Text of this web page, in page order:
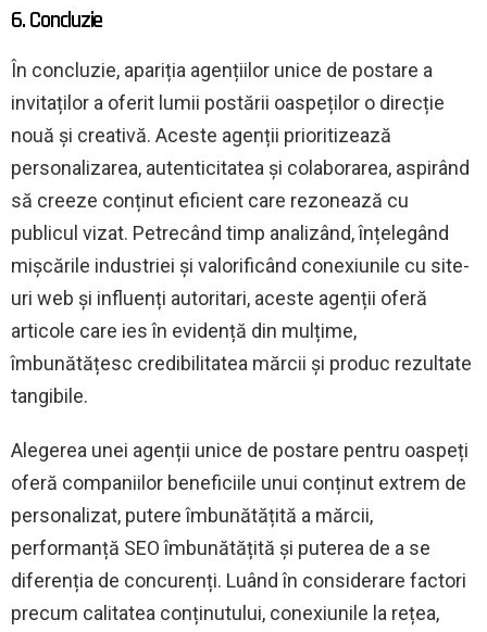
6. Concluzie
În concluzie, apariția agențiilor unice de postare a
invitaților a oferit lumii postării oaspeților o direcție
nouă și creativă. Aceste agenții prioritizează
personalizarea, autenticitatea și colaborarea, aspirând
să creeze conținut eficient care rezonează cu
publicul vizat. Petrecând timp analizând, înțelegând
mișcările industriei și valorificând conexiunile cu site-
uri web și influenți autoritari, aceste agenții oferă
articole care ies în evidență din mulțime,
îmbunătățesc credibilitatea mărcii și produc rezultate
tangibile.
Alegerea unei agenții unice de postare pentru oaspeți
oferă companiilor beneficiile unui conținut extrem de
personalizat, putere îmbunătățită a mărcii,
performanță SEO îmbunătățită și puterea de a se
diferenția de concurenți. Luând în considerare factori
precum calitatea conținutului, conexiunile la rețea,